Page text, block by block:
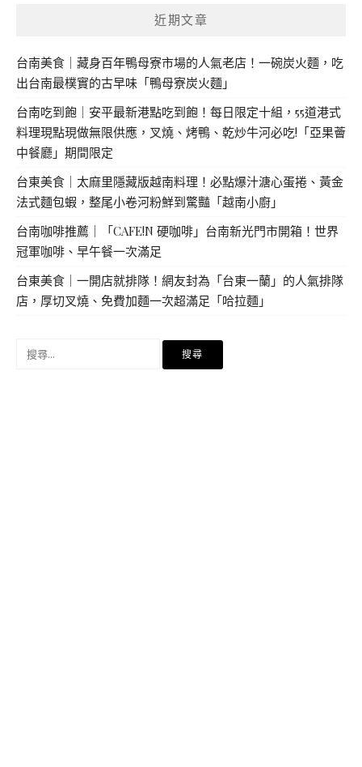
近期文章
台南美食｜藏身百年鴨母寮市場的人氣老店！一碗炭火麵，吃
出台南最樸實的古早味「鴨母寮炭火麵」
台南吃到飽｜安平最新港點吃到飽！每日限定十組，55道港式
料理現點現做無限供應，叉燒、烤鴨、乾炒牛河必吃!「亞果薈
中餐廳」期間限定
台東美食｜太麻里隱藏版越南料理！必點爆汁溏心蛋捲、黃金
法式麵包蝦，整尾小卷河粉鮮到驚豔「越南小廚」
台南咖啡推薦｜「CAFE!N 硬咖啡」台南新光門市開箱！世界
冠軍咖啡、早午餐一次滿足
台東美食｜一開店就排隊！網友封為「台東一蘭」的人氣排隊
店，厚切叉燒、免費加麵一次超滿足「哈拉麵」